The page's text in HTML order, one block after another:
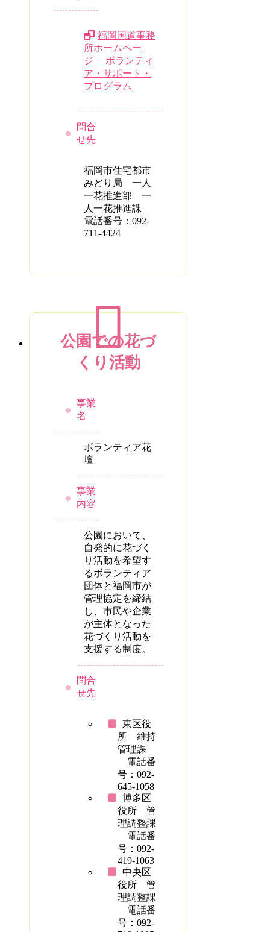
福岡国道事務
所ホームペー
ジ ボランティ
ア・サポート・
プログラム
問合
せ先
福岡市住宅都市
みどり局 一人
一花推進部 一
人一花推進課
電話番号：092-
711-4424
公園での花づ
くり活動
事業
名
ボランティア花
壇
事業
内容
公園において、
自発的に花づく
り活動を希望す
るボランティア
団体と福岡市が
管理協定を締結
し、市民や企業
が主体となった
花づくり活動を
支援する制度。
問合
せ先
東区役
所 維持
管理課
電話番
号：092-
645-1058
博多区
役所 管
理調整課
電話番
号：092-
419-1063
中央区
役所 管
理調整課
電話番
号：092-